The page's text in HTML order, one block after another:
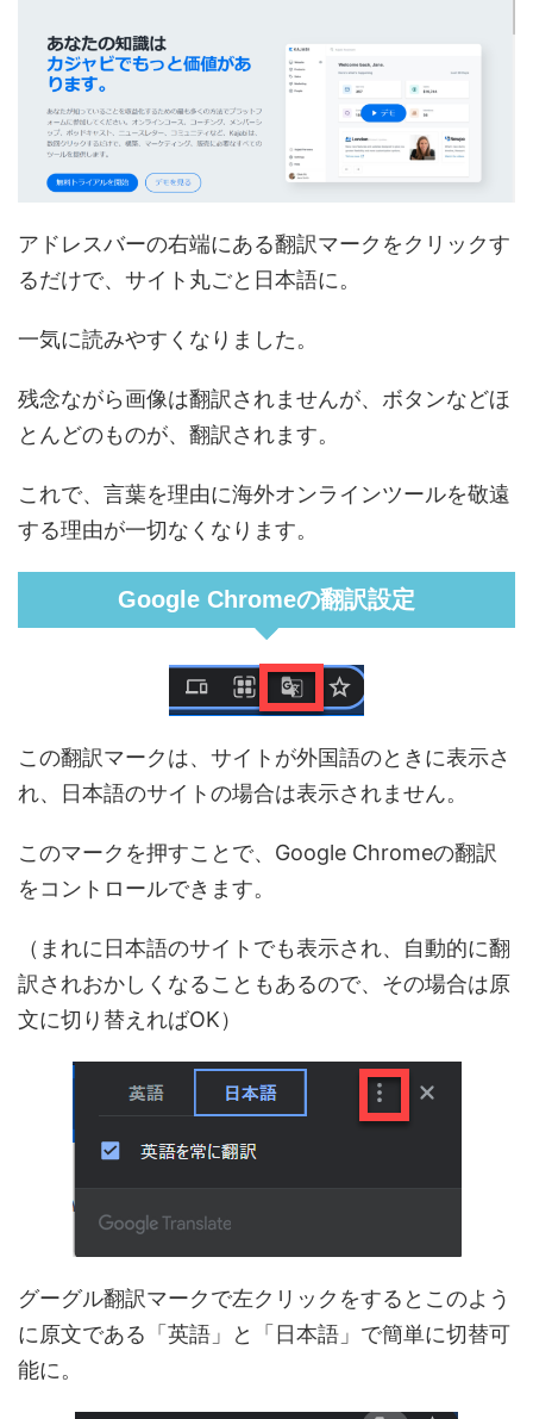
アドレスバーの右端にある翻訳マークをクリックす
るだけで、サイト丸ごと日本語に。
一気に読みやすくなりました。
残念ながら画像は翻訳されませんが、ボタンなどほ
とんどのものが、翻訳されます。
これで、言葉を理由に海外オンラインツールを敬遠
する理由が一切なくなります。
Google Chromeの翻訳設定
この翻訳マークは、サイトが外国語のときに表示さ
れ、日本語のサイトの場合は表示されません。
このマークを押すことで、Google Chromeの翻訳
をコントロールできます。
（まれに日本語のサイトでも表示され、自動的に翻
訳されおかしくなることもあるので、その場合は原
文に切り替えればOK）
グーグル翻訳マークで左クリックをするとこのよう
に原文である「英語」と「日本語」で簡単に切替可
能に。